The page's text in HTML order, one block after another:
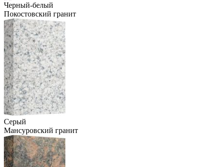
Черный-белый
Покостовский гранит
Серый
Мансуровский гранит